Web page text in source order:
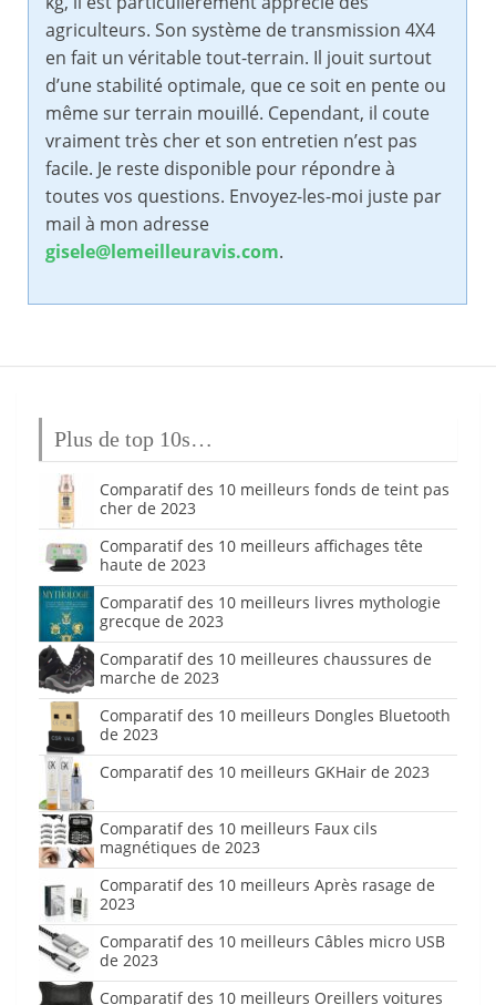
agriculteurs. Son système de transmission 4X4
en fait un véritable tout-terrain. Il jouit surtout
d’une stabilité optimale, que ce soit en pente ou
même sur terrain mouillé. Cependant, il coute
vraiment très cher et son entretien n’est pas
facile. Je reste disponible pour répondre à
toutes vos questions. Envoyez-les-moi juste par
mail à mon adresse
gisele@lemeilleuravis.com.
Plus de top 10s…
Comparatif des 10 meilleurs fonds de teint pas
cher de 2023
Comparatif des 10 meilleurs affichages tête
haute de 2023
Comparatif des 10 meilleurs livres mythologie
grecque de 2023
Comparatif des 10 meilleures chaussures de
marche de 2023
Comparatif des 10 meilleurs Dongles Bluetooth
de 2023
Comparatif des 10 meilleurs GKHair de 2023
Comparatif des 10 meilleurs Faux cils
magnétiques de 2023
Comparatif des 10 meilleurs Après rasage de
2023
Comparatif des 10 meilleurs Câbles micro USB
de 2023
Comparatif des 10 meilleurs Oreillers voitures